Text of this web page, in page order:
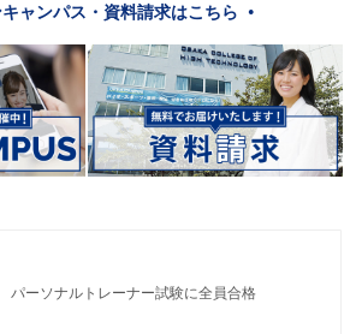
ャンパス・資料請求はこちら
パーソナルトレーナー試験に全員合格